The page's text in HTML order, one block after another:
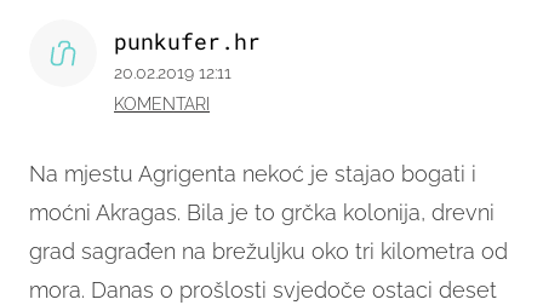
Na mjestu Agrigenta nekoć je stajao bogati i
moćni Akragas. Bila je to grčka kolonija, drevni
grad sagrađen na brežuljku oko tri kilometra od
mora. Danas o prošlosti svjedoče ostaci deset
punkufer.hr
20.02.2019 12:11
KOMENTARI